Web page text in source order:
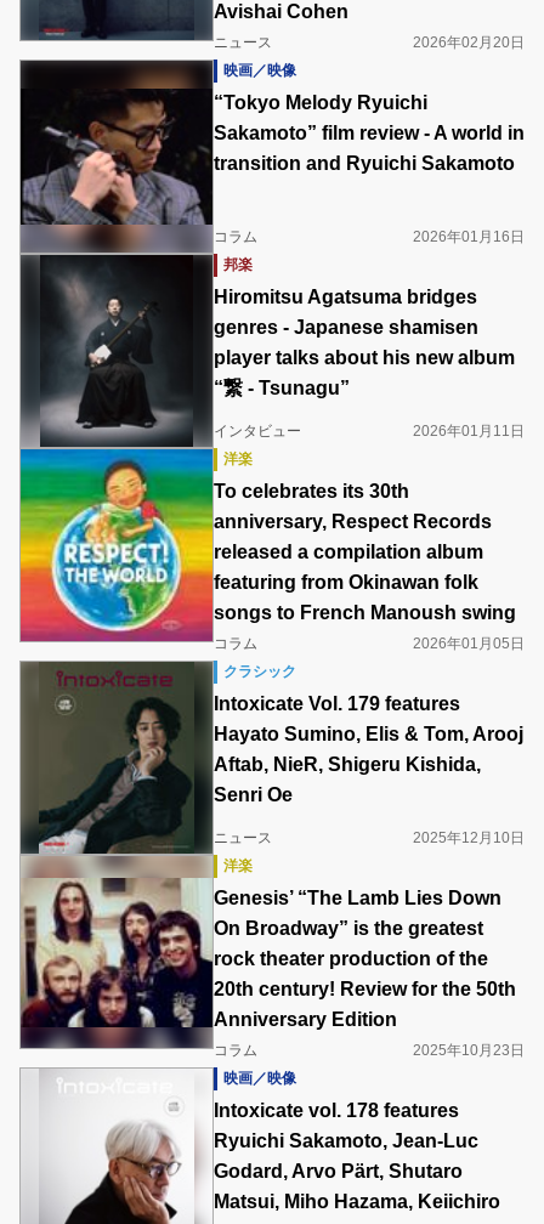
Avishai Cohen
ニュース
2026年02月20日
映画／映像
“Tokyo Melody Ryuichi
Sakamoto” film review - A world in
transition and Ryuichi Sakamoto
コラム
2026年01月16日
邦楽
Hiromitsu Agatsuma bridges
genres - Japanese shamisen
player talks about his new album
“繋 - Tsunagu”
インタビュー
2026年01月11日
洋楽
To celebrates its 30th
anniversary, Respect Records
released a compilation album
featuring from Okinawan folk
songs to French Manoush swing
コラム
2026年01月05日
クラシック
Intoxicate Vol. 179 features
Hayato Sumino, Elis & Tom, Arooj
Aftab, NieR, Shigeru Kishida,
Senri Oe
ニュース
2025年12月10日
洋楽
Genesis’ “The Lamb Lies Down
On Broadway” is the greatest
rock theater production of the
20th century! Review for the 50th
Anniversary Edition
コラム
2025年10月23日
映画／映像
Intoxicate vol. 178 features
Ryuichi Sakamoto, Jean-Luc
Godard, Arvo Pärt, Shutaro
Matsui, Miho Hazama, Keiichiro